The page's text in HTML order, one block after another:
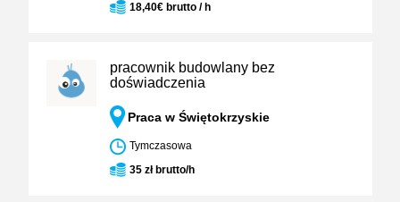
18,40€ brutto / h
pracownik budowlany bez
doświadczenia
Praca w Świętokrzyskie
Tymczasowa
35 zł brutto/h